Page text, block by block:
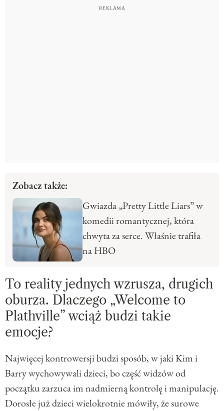
Zobacz także:
Gwiazda „Pretty Little Liars” w
komedii romantycznej, która
chwyta za serce. Właśnie trafiła
na HBO
To reality jednych wzrusza, drugich
oburza. Dlaczego „Welcome to
Plathville” wciąż budzi takie
emocje?
Najwięcej kontrowersji budzi sposób, w jaki Kim i
Barry wychowywali dzieci, bo część widzów od
początku zarzuca im nadmierną kontrolę i manipulację.
Dorosłe już dzieci wielokrotnie mówiły, że surowe